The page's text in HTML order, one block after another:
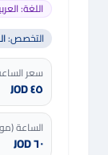
اللغة:
التخصص:
سعر
٤٥ JOD
الساعة
٦٠ JOD